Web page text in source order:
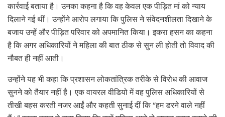
कार्रवाई बताया है। उनका कहना है कि वह केवल एक पीड़ित मां को न्याय
दिलाने गई थीं। उन्होंने आरोप लगाया कि पुलिस ने संवेदनशीलता दिखाने के
बजाय उन्हें और पीड़ित परिवार को अपमानित किया। इकरा हसन का कहना
है कि अगर अधिकारियों ने महिला की बात ठीक से सुन ली होती तो विवाद की
नौबत ही नहीं आती।
उन्होंने यह भी कहा कि प्रशासन लोकतांत्रिक तरीके से विरोध की आवाज
सुनने को तैयार नहीं है। एक वायरल वीडियो में वह पुलिस अधिकारियों से
तीखी बहस करती नजर आईं और कहती सुनाई दीं कि “हम डरने वाले नहीं